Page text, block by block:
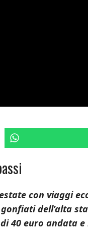
con viaggi
dell’alta
40 euro andata